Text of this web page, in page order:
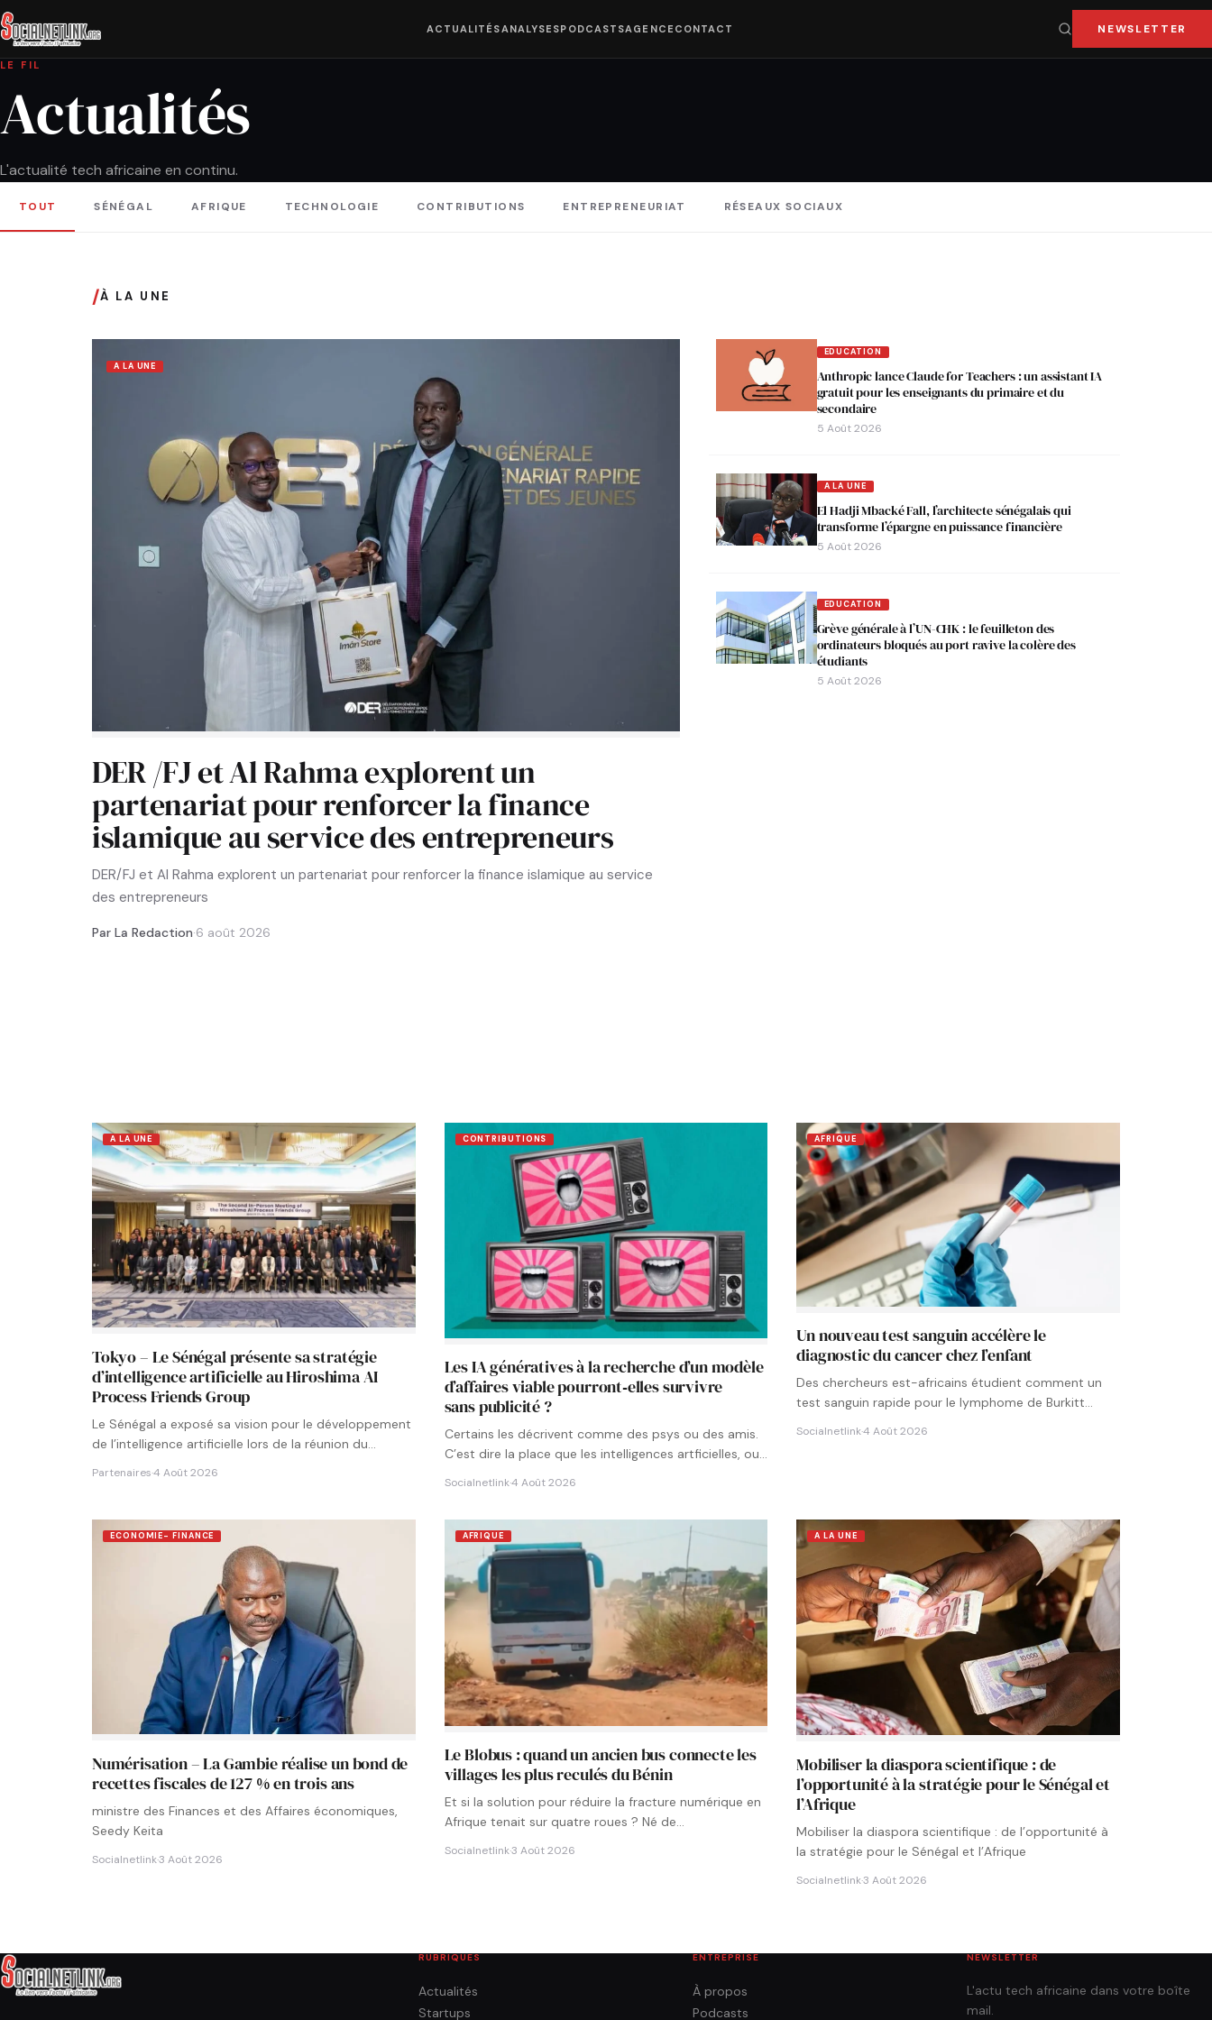
ACTUALITÉSANALYSESPODCASTSAGENCE CONTACT NEWSLETTER
LE FIL
Actualités
L'actualité tech africaine en continu.
TOUT SÉNÉGAL AFRIQUE TECHNOLOGIE CONTRIBUTIONS ENTREPRENEURIAT RÉSEAUX SOCIAUX
/À LA UNE
A LA UNE
DER /FJ et Al Rahma explorent un
partenariat pour renforcer la finance
islamique au service des entrepreneurs
DER/FJ et Al Rahma explorent un partenariat pour renforcer la finance islamique au service
des entrepreneurs
Par La Redaction·6 août 2026
EDUCATION
Anthropic lance Claude for Teachers : un assistant IA
gratuit pour les enseignants du primaire et du
secondaire
5 Août 2026
A LA UNE
El Hadji Mbacké Fall, l’architecte sénégalais qui
transforme l’épargne en puissance financière
5 Août 2026
EDUCATION
Grève générale à l’UN-CHK : le feuilleton des
ordinateurs bloqués au port ravive la colère des
étudiants
5 Août 2026
A LA UNE
Tokyo – Le Sénégal présente sa stratégie
d’intelligence artificielle au Hiroshima AI
Process Friends Group
Le Sénégal a exposé sa vision pour le développement
de l’intelligence artificielle lors de la réunion du
Partenaires·4 Août 2026
CONTRIBUTIONS
Les IA génératives à la recherche d’un modèle
d’affaires viable pourront‑elles survivre
sans publicité ?
Certains les décrivent comme des psys ou des amis.
C’est dire la place que les intelligences artficielles, ou…
Socialnetlink·4 Août 2026
AFRIQUE
Un nouveau test sanguin accélère le
diagnostic du cancer chez l’enfant
Des chercheurs est-africains étudient comment un
test sanguin rapide pour le lymphome de Burkitt
Socialnetlink·4 Août 2026
ECONOMIE- FINANCE
Numérisation – La Gambie réalise un bond de
recettes fiscales de 127 % en trois ans
ministre des Finances et des Affaires économiques,
Seedy Keita
Socialnetlink·3 Août 2026
AFRIQUE
Le Blobus : quand un ancien bus connecte les
villages les plus reculés du Bénin
Et si la solution pour réduire la fracture numérique en
Afrique tenait sur quatre roues ? Né de…
Socialnetlink·3 Août 2026
A LA UNE
Mobiliser la diaspora scientifique : de
l’opportunité à la stratégie pour le Sénégal et
l’Afrique
Mobiliser la diaspora scientifique : de l’opportunité à
la stratégie pour le Sénégal et l’Afrique
Socialnetlink·3 Août 2026
RUBRIQUES
Actualités
Startups
ENTREPRISE
À propos
Podcasts
NEWSLETTER
L'actu tech africaine dans votre boîte
mail.